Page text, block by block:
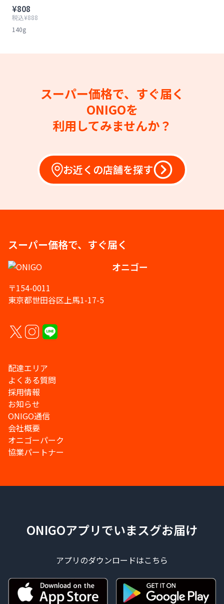
¥808
税込¥888
140g
スーパー価格で、すぐ届く
ONIGOを
利用してみませんか？
お近くの店舗を探す
スーパー価格で、すぐ届く
オニゴー
〒154-0011
東京都世田谷区上馬1-17-5
配達エリア
よくある質問
採用情報
お知らせ
ONIGO通信
会社概要
オニゴーパーク
協業パートナー
ONIGOアプリでいまスグお届け
アプリのダウンロードはこちら